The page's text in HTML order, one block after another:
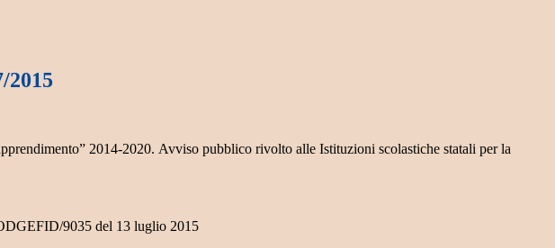
2015
2014-2020. Avviso pubblico rivolto alle Istituzioni scolastiche statali per la
9035 del 13 luglio 2015